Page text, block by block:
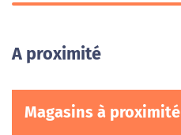
A proximité
Magasins à proximité